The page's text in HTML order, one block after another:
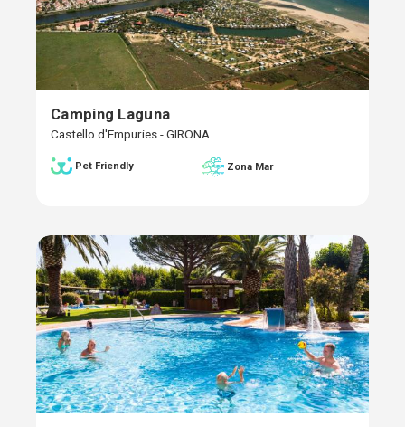
Camping Laguna
Castello d'Empuries - GIRONA
Pet Friendly Zona Mar